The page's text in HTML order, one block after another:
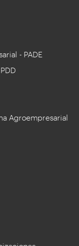
- PADE
Agroempresarial